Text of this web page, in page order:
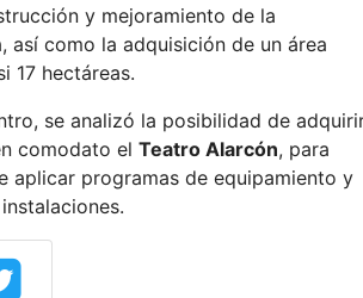
y mejoramiento de la
así como la adquisición de un área
17 hectáreas.
se analizó la posibilidad de
comodato el Teatro Alarcón, para
aplicar programas de equipamiento y